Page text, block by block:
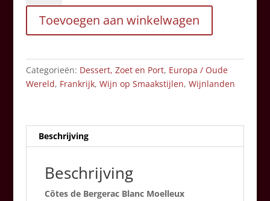
Bergerac
Blanc
Moelleux
Toevoegen aan winkelwagen
Categorieën: Dessert, Zoet en Port, Europa / Oude
Wereld, Frankrijk, Wijn op Smaakstijlen, Wijnlanden
Beschrijving
Beschrijving
Côtes de Bergerac Blanc Moelleux